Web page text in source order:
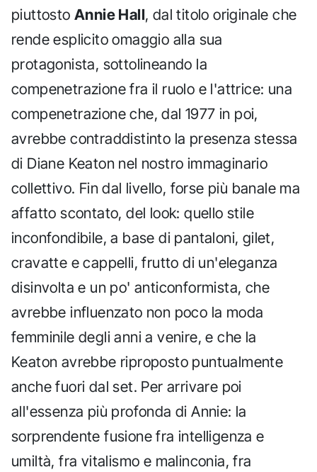
piuttostoAnnie Hall, dal titolo originale che
rende esplicito omaggio alla sua
protagonista, sottolineando la
compenetrazione fra il ruolo e l'attrice: una
compenetrazione che, dal 1977 in poi,
avrebbe contraddistinto la presenza stessa
di Diane Keaton nel nostro immaginario
collettivo. Fin dal livello, forse più banale ma
affatto scontato, del look: quello stile
inconfondibile, a base di pantaloni, gilet,
cravatte e cappelli, frutto di un'eleganza
disinvolta e un po' anticonformista, che
avrebbe influenzato non poco la moda
femminile degli anni a venire, e che la
Keaton avrebbe riproposto puntualmente
anche fuori dal set. Per arrivare poi
all'essenza più profonda di Annie: la
sorprendente fusione fra intelligenza e
umiltà, fra vitalismo e malinconia, fra